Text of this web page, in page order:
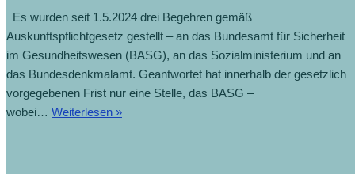
Es wurden seit 1.5.2024 drei Begehren gemäß
Auskunftspflichtgesetz gestellt – an das Bundesamt für Sicherheit
im Gesundheitswesen (BASG), an das Sozialministerium und an
das Bundesdenkmalamt. Geantwortet hat innerhalb der gesetzlich
vorgegebenen Frist nur eine Stelle, das BASG –
wobei… Weiterlesen »